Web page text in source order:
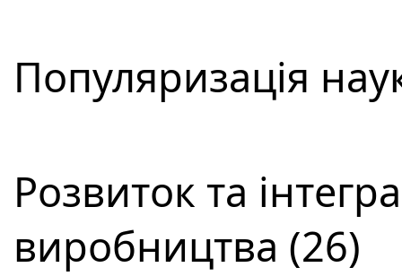
Популяризація
Розвиток та
виробництва (26)